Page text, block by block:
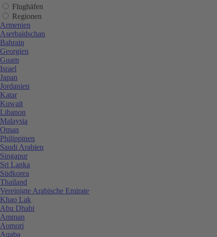
Flughäfen
Regionen
Armenien
Aserbaidschan
Bahrain
Georgien
Guam
Israel
Japan
Jordanien
Katar
Kuwait
Libanon
Malaysia
Oman
Philippinen
Saudi Arabien
Singapur
Sri Lanka
Südkorea
Thailand
Vereinigte Arabische Emirate
Khao Lak
Abu Dhabi
Amman
Aomori
Aqaba